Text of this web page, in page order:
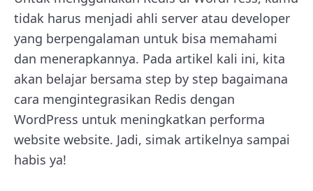
tidak harus menjadi ahli server atau developer
yang berpengalaman untuk bisa memahami
dan menerapkannya. Pada artikel kali ini, kita
akan belajar bersama step by step bagaimana
cara mengintegrasikan Redis dengan
WordPress untuk meningkatkan performa
website website. Jadi, simak artikelnya sampai
habis ya!